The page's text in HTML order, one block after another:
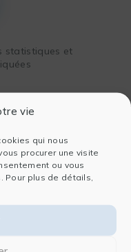
vie
qui nous
procurer une visite
ou vous
plus de détails,
statistiques et